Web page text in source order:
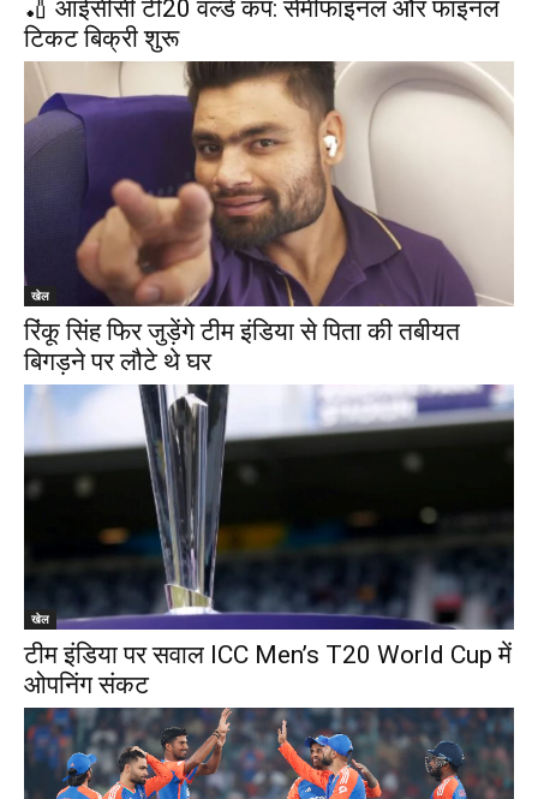
🏏 आईसीसी टी20 वर्ल्ड कप: सेमीफाइनल और फाइनल
टिकट बिक्री शुरू
खेल
रिंकू सिंह फिर जुड़ेंगे टीम इंडिया से पिता की तबीयत
बिगड़ने पर लौटे थे घर
खेल
टीम इंडिया पर सवाल ICC Men’s T20 World Cup में
ओपनिंग संकट